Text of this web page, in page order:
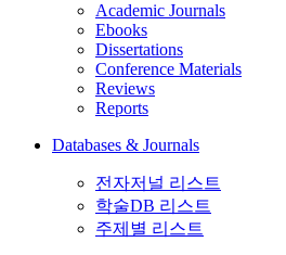
Academic Journals
Ebooks
Dissertations
Conference Materials
Reviews
Reports
Databases & Journals
전자저널 리스트
학술DB 리스트
주제별 리스트